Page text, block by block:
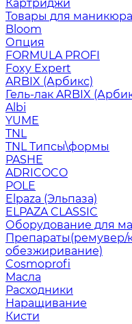
Картриджи
Товары для
Bloom
Опция
FORMULA PROFI
Foxy Expert
ARBIX (Арбикс)
Гель-лак ARBIX
Albi
YUME
TNL
TNL Типсы\формы
PASHE
ADRICOCO
POLE
Elpaza (Эльпаза)
ELPAZA CLASSIC
Оборудование для
Препараты(ремувер/
обезжиривание)
Cosmoprofi
Масла
Расходники
Наращивание
Кисти